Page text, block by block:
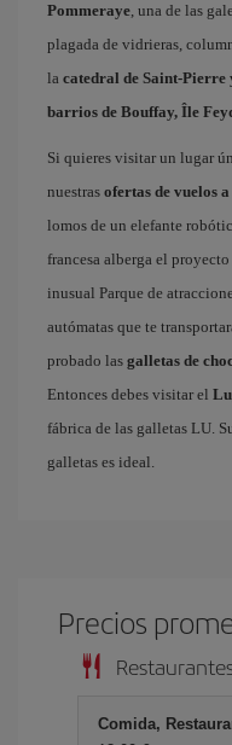
Pommeraye, una de las
plagada de vidrieras,
la catedral de Saint-Pierre
barrios de Bouffay, Île
Si quieres visitar un lugar
nuestras ofertas de vuelos
lomos de un elefante
francesa alberga el
inusual Parque de
autómatas que te
probado las galletas de
Entonces debes visitar el
fábrica de las galletas LU.
galletas es ideal.
Precios
Comida,